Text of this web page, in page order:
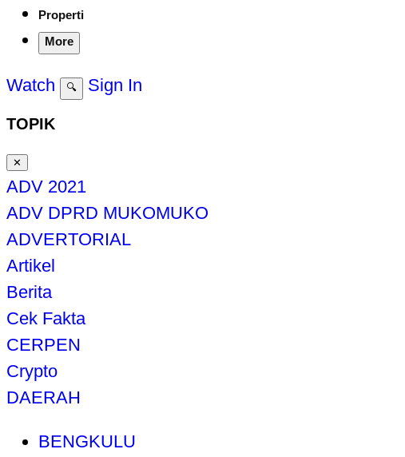
Properti
More
Watch 🔍 Sign In
TOPIK
✕
ADV 2021
ADV DPRD MUKOMUKO
ADVERTORIAL
Artikel
Berita
Cek Fakta
CERPEN
Crypto
DAERAH
BENGKULU